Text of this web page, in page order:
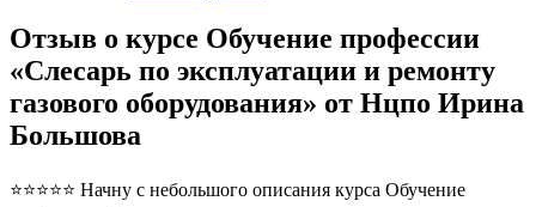
Отзыв о курсе Обучение профессии
«Слесарь по эксплуатации и ремонту
газового оборудования» от Нцпо Ирина
Большова
⭐⭐⭐⭐⭐ Начну с небольшого описания курса Обучение